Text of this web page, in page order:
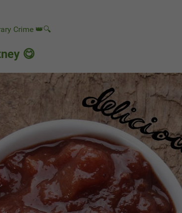
Crime 👑🔍
😋